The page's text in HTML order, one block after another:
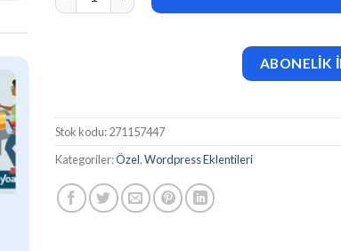
ÖZEL
ABONELİK
Stok kodu:271157447
Kategoriler:Özel,Wordpress Eklentileri